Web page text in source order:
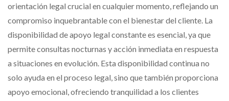
orientación legal crucial en cualquier momento, reflejando un
compromiso inquebrantable con el bienestar del cliente. La
disponibilidad de apoyo legal constante es esencial, ya que
permite consultas nocturnas y acción inmediata en respuesta
a situaciones en evolución. Esta disponibilidad continua no
solo ayuda en el proceso legal, sino que también proporciona
apoyo emocional, ofreciendo tranquilidad a los clientes